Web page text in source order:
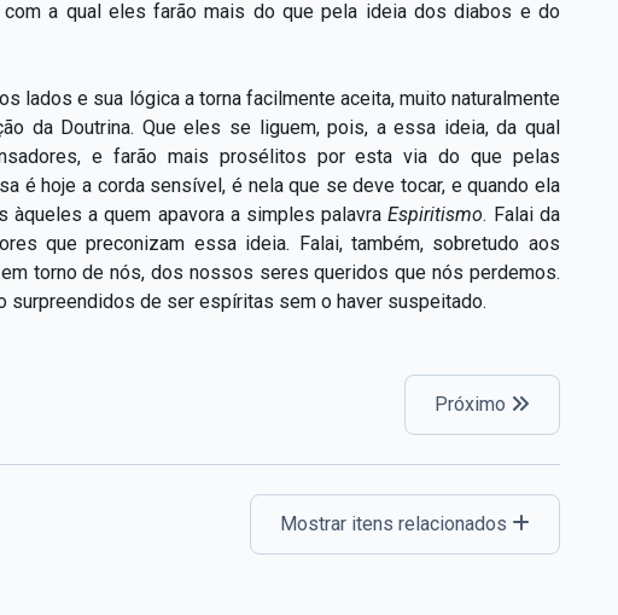
a qual eles farão mais do que pela ideia dos diabos e do
lados e sua lógica a torna facilmente aceita, muito naturalmente
da Doutrina. Que eles se liguem, pois, a essa ideia, da qual
e farão mais prosélitos por esta via do que pelas
é hoje a corda sensível, é nela que se deve tocar, e quando ela
a quem apavora a simples palavraEspiritismo. Falai da
que preconizam essa ideia. Falai, também, sobretudo aos
torno de nós, dos nossos seres queridos que nós perdemos.
surpreendidos de ser espíritas sem o haver suspeitado.
Próximo
Mostrar itens relacionados